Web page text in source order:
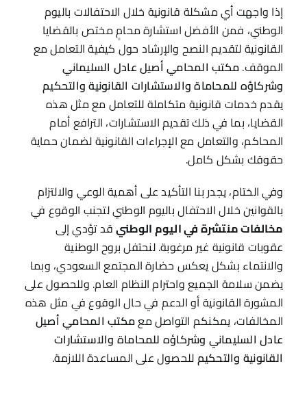
إذا واجهت أي مشكلة قانونية خلال الاحتفالات باليوم
الوطني، فمن الأفضل استشارة محامٍ مختص بالقضايا
القانونية لتقديم النصح والإرشاد حول كيفية التعامل مع
الموقف.مكتب المحامي أصيل عادل السليماني
وشركاؤه للمحاماة والاستشارات القانونية والتحكيم
يقدم خدمات قانونية متكاملة للتعامل مع مثل هذه
القضايا، بما في ذلك تقديم الاستشارات، الترافع أمام
المحاكم، والتعامل مع الإجراءات القانونية لضمان حماية
حقوقك بشكل كامل.
وفي الختام، يجدر بنا التأكيد على أهمية الوعي والالتزام
بالقوانين خلال الاحتفال باليوم الوطني لتجنب الوقوع في
مخالفات منتشرة في اليوم الوطنيقد تؤدي إلى
عقوبات قانونية غير مرغوبة. لنحتفل بروح الوطنية
والانتماء بشكل يعكس حضارة المجتمع السعودي، وبما
يضمن سلامة الجميع واحترام النظام العام. وللحصول على
المشورة القانونية أو الدعم في حال الوقوع في مثل هذه
المخالفات، يمكنكم التواصل معمكتب المحامي أصيل
عادل السليماني وشركاؤه للمحاماة والاستشارات
القانونية والتحكيمللحصول على المساعدة اللازمة.